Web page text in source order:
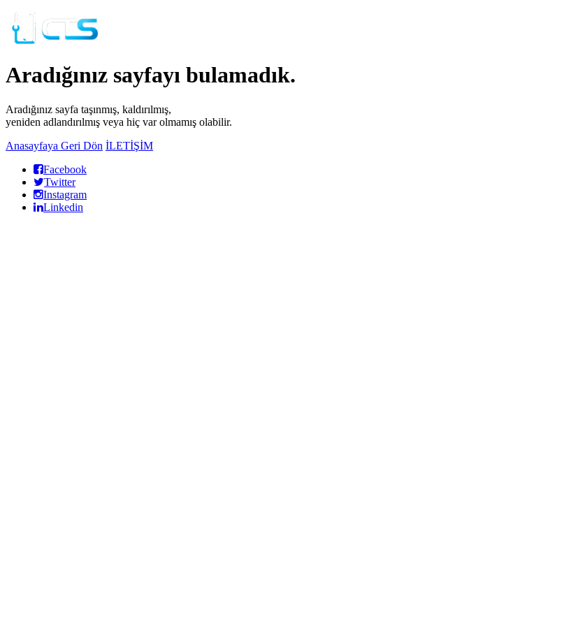
Aradığınız sayfayı bulamadık.
Aradığınız sayfa taşınmış, kaldırılmış,
yeniden adlandırılmış veya hiç var olmamış olabilir.
Anasayfaya Geri Dön İLETİŞİM
Facebook
Twitter
Instagram
Linkedin